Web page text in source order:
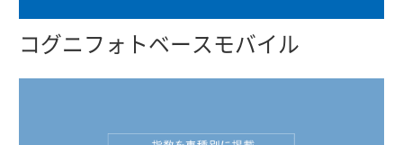
コグニフォトベースモバイル